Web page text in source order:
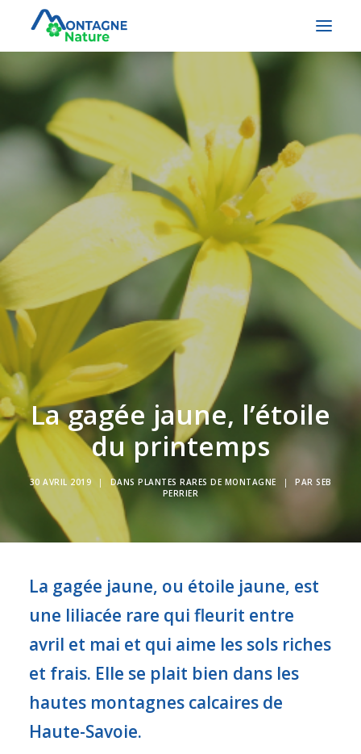
RECHERCHE
La gagée jaune, l’étoile
du printemps
30 AVRIL 2019 | DANS PLANTES RARES DE MONTAGNE | PAR SEB
PERRIER
La gagée jaune, ou étoile jaune, est
une liliacée rare qui fleurit entre
avril et mai et qui aime les sols riches
et frais. Elle se plait bien dans les
hautes montagnes calcaires de
Haute-Savoie.